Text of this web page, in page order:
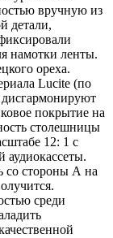
вручную из
детали,
намотки ленты.
ореха.
Lucite (по
дисгармонируют
покрытие на
столешницы
12: 1 с
со стороны А на
среди